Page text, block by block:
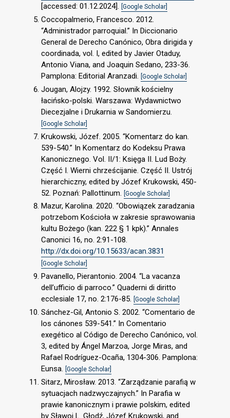
[accessed: 01.12.2024]. [Google Scholar]
Coccopalmerio, Francesco. 2012.
“Administrador parroquial.” In Diccionario
General de Derecho Canónico, Obra dirigida y
coordinada, vol. I, edited by Javier Otaduy,
Antonio Viana, and Joaquin Sedano, 233-36.
Pamplona: Editorial Aranzadi. [Google Scholar]
Jougan, Alojzy. 1992. Słownik kościelny
łacińsko-polski. Warszawa: Wydawnictwo
Diecezjalne i Drukarnia w Sandomierzu.
[Google Scholar]
Krukowski, Józef. 2005. “Komentarz do kan.
539-540.” In Komentarz do Kodeksu Prawa
Kanonicznego. Vol. II/1: Księga II. Lud Boży.
Część I. Wierni chrześcijanie. Część II. Ustrój
hierarchiczny, edited by Józef Krukowski, 450-
52. Poznań: Pallottinum.
[Google Scholar]
Mazur, Karolina. 2020. “Obowiązek zaradzania
potrzebom Kościoła w zakresie sprawowania
kultu Bożego (kan. 222 § 1 kpk).” Annales
Canonici 16, no. 2:91-108.
http://dx.doi.org/10.15633/acan.3831
[Google Scholar]
Pavanello, Pierantonio. 2004. “La vacanza
dell’ufficio di parroco.” Quaderni di diritto
ecclesiale 17, no. 2:176-85. [Google Scholar]
Sánchez-Gil, Antonio S. 2002. “Comentario de
los cánones 539-541.” In Comentario
exegético al Código de Derecho Canónico, vol.
3, edited by Ángel Marzoa, Jorge Miras, and
Rafael Rodríguez-Ocaña, 1304-306. Pamplona:
Eunsa. [Google Scholar]
Sitarz, Mirosław. 2013. “Zarządzanie parafią w
sytuacjach nadzwyczajnych.” In Parafia w
prawie kanonicznym i prawie polskim, edited
by Sławoj L. Głodź, Józef Krukowski, and